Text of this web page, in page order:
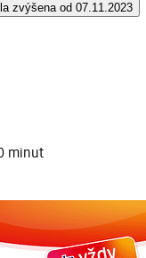
zvýšena od 07.11.2023
minut